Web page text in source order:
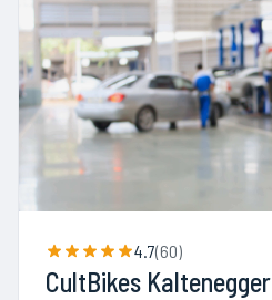
4.7(60)
CultBikes Kaltenegger